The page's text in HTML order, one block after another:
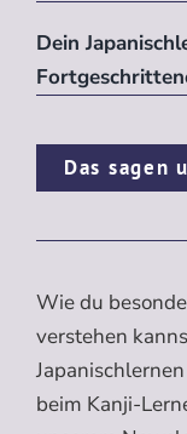
Dein
Das sagen
Wie du
verstehen
beim Kanji-